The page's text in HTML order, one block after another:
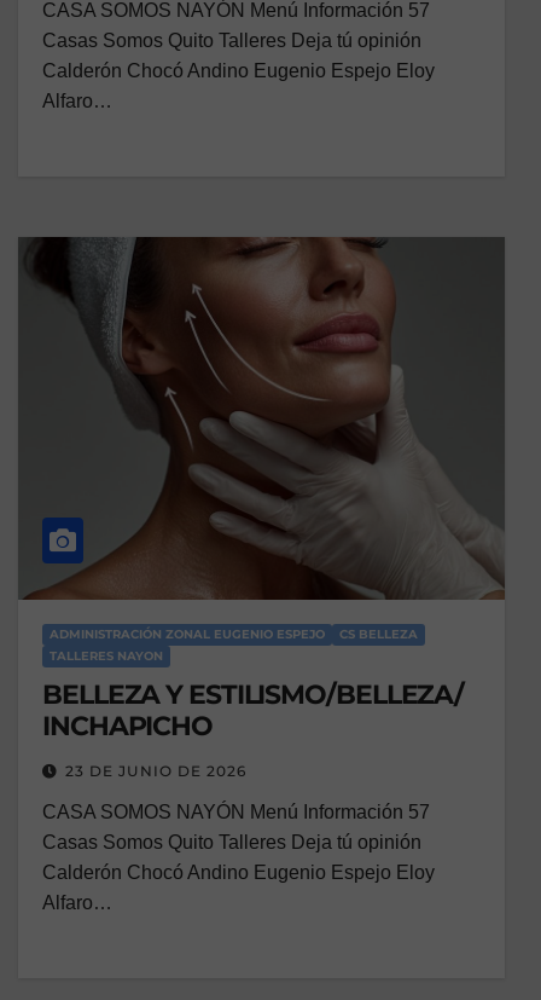
CASA SOMOS NAYÓN Menú Información 57
Casas Somos Quito Talleres Deja tú opinión
Calderón Chocó Andino Eugenio Espejo Eloy
Alfaro…
ADMINISTRACIÓN ZONAL EUGENIO ESPEJO
CS BELLEZA
TALLERES NAYON
BELLEZA Y ESTILISMO/BELLEZA/
INCHAPICHO
23 DE JUNIO DE 2026
CASA SOMOS NAYÓN Menú Información 57
Casas Somos Quito Talleres Deja tú opinión
Calderón Chocó Andino Eugenio Espejo Eloy
Alfaro…